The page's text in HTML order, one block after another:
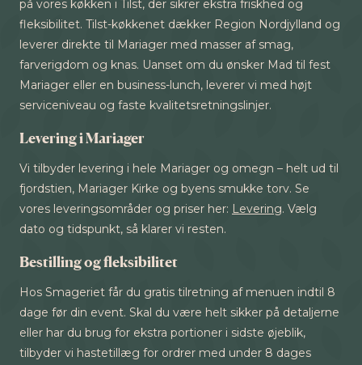
på vores køkken i Tilst, der sikrer ekstra friskhed og
fleksibilitet. Tilst-køkkenet dækker Region Nordjylland og
leverer direkte til Mariager med masser af smag,
farverigdom og knas. Uanset om du ønsker Mad til fest
Mariager eller en business-lunch, leverer vi med højt
serviceniveau og faste kvalitetsretningslinjer.
Levering i Mariager
Vi tilbyder levering i hele Mariager og omegn – helt ud til
fjordstien, Mariager Kirke og byens smukke torv. Se
vores leveringsområder og priser her: Levering. Vælg
dato og tidspunkt, så klarer vi resten.
Bestilling og fleksibilitet
Hos Smageriet får du gratis tilretning af menuen indtil 8
dage før din event. Skal du være helt sikker på detaljerne
eller har du brug for ekstra portioner i sidste øjeblik,
tilbyder vi hastetillæg for ordrer med under 8 dages